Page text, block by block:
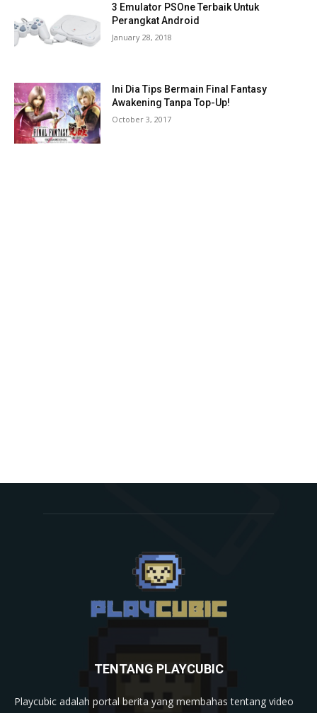
3 Emulator PSOne Terbaik Untuk
Perangkat Android
January 28, 2018
Ini Dia Tips Bermain Final Fantasy
Awakening Tanpa Top-Up!
October 3, 2017
TENTANG PLAYCUBIC
Playcubic adalah portal berita yang membahas tentang video